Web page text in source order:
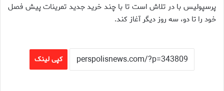
پرسپولیس با در تلاش است تا با چند خرید جدید تمرینات پیش فصل
خود را تا دو، سه روز دیگر آغاز کند.
کپی لینک